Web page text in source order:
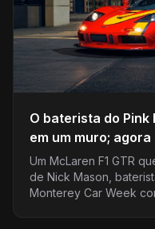
O baterista do Pink
em um muro; agora
Um McLaren F1 GTR
de Nick Mason,
Monterey Car Week